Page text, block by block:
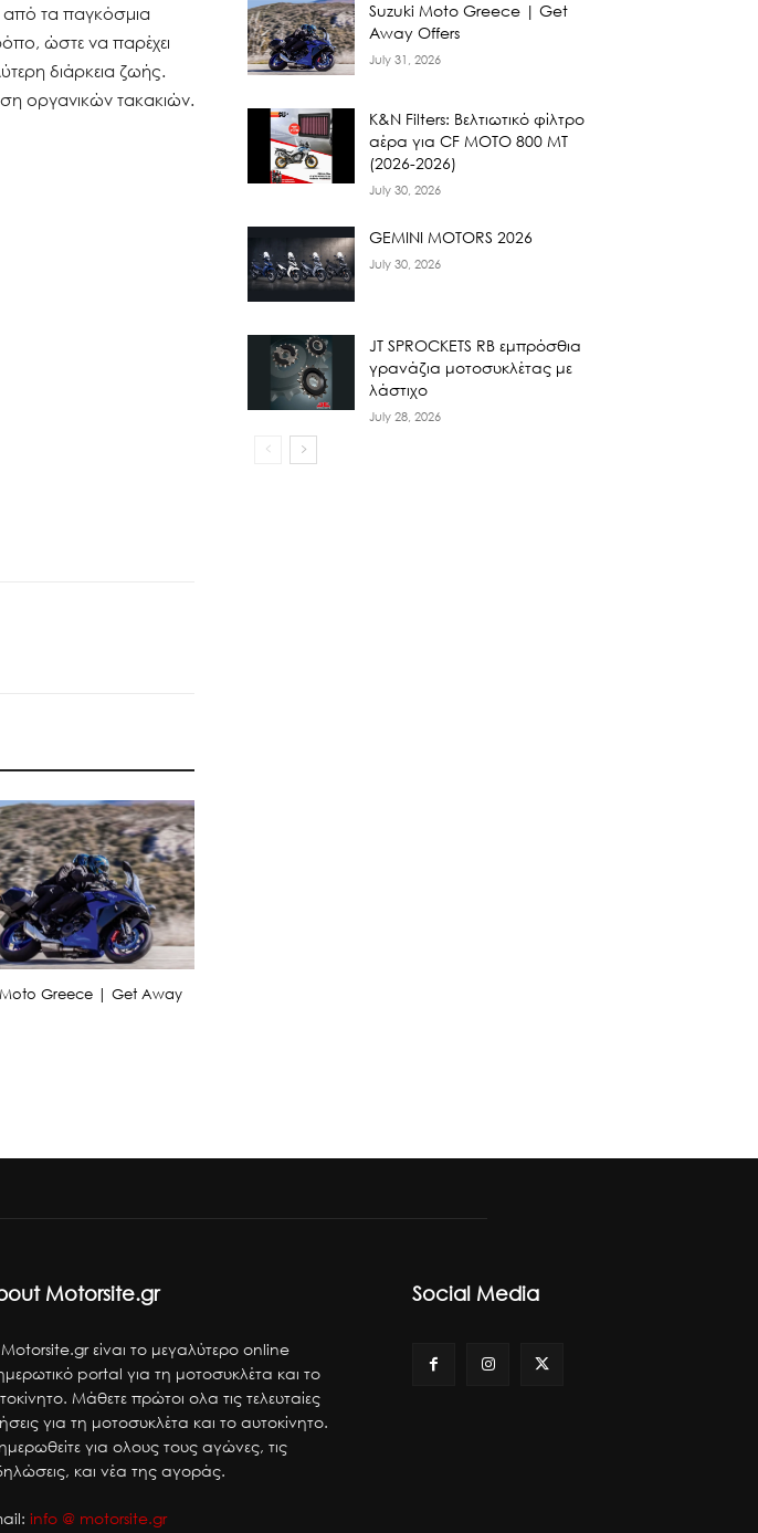
από τα παγκόσμια
ώστε να παρέχει
διάρκεια ζωής.
οργανικών τακακιών.
Moto Greece | Get Away
Suzuki Moto Greece | Get
Away Offers
July 31, 2026
K&N Filters: Βελτιωτικό φίλτρο
αέρα για CF ΜΟΤΟ 800 ΜΤ
(2026-2026)
July 30, 2026
GEMINI MOTORS 2026
July 30, 2026
JT SPROCKETS RB εμπρόσθια
γρανάζια μοτοσυκλέτας με
λάστιχο
July 28, 2026
Motorsite.gr
είναι το μεγαλύτερο online
portal για τη μοτοσυκλέτα και το
Μάθετε πρώτοι ολα τις τελευταίες
για τη μοτοσυκλέτα και το αυτοκίνητο.
για ολους τους αγώνες, τις
και νέα της αγοράς.
info @ motorsite.gr
Social Media